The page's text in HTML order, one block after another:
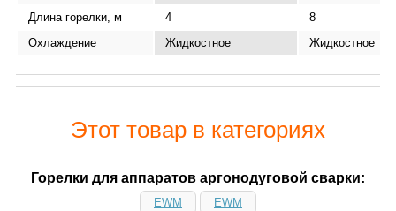
Длина горелки, м
4
8
Охлаждение
Жидкостное Жидкостное
Этот товар в категориях
Горелки для аппаратов аргонодуговой сварки:
EWM EWM